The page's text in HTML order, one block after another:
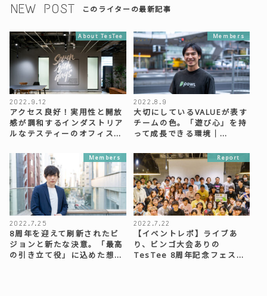
NEW POST このライターの最新記事
About TesTee
2022.9.12
アクセス良好！実用性と開放
感が調和するインダストリア
ルなテスティーのオフィス…
Members
2022.8.9
大切にしているVALUEが表す
チームの色。「遊び心」を持
って成長できる環境｜…
Members
2022.7.25
8周年を迎えて刷新されたビ
ジョンと新たな決意。「最高
の引き立て役」に込めた想…
Report
2022.7.22
【イベントレポ】ライブあ
り、ビンゴ大会ありの
TesTee 8周年記念フェス…